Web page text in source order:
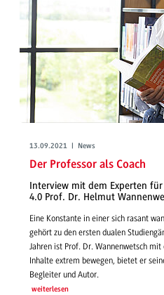
13.09.2021 | News
Der Professor als Coach
Interview mit dem Experten
4.0 Prof. Dr. Helmut
Eine Konstante in einer sich rasant
gehört zu den ersten dualen
Jahren ist Prof. Dr. Wannenwetsch mit
Inhalte extrem bewegen, bietet er
Begleiter und Autor.
weiterlesen